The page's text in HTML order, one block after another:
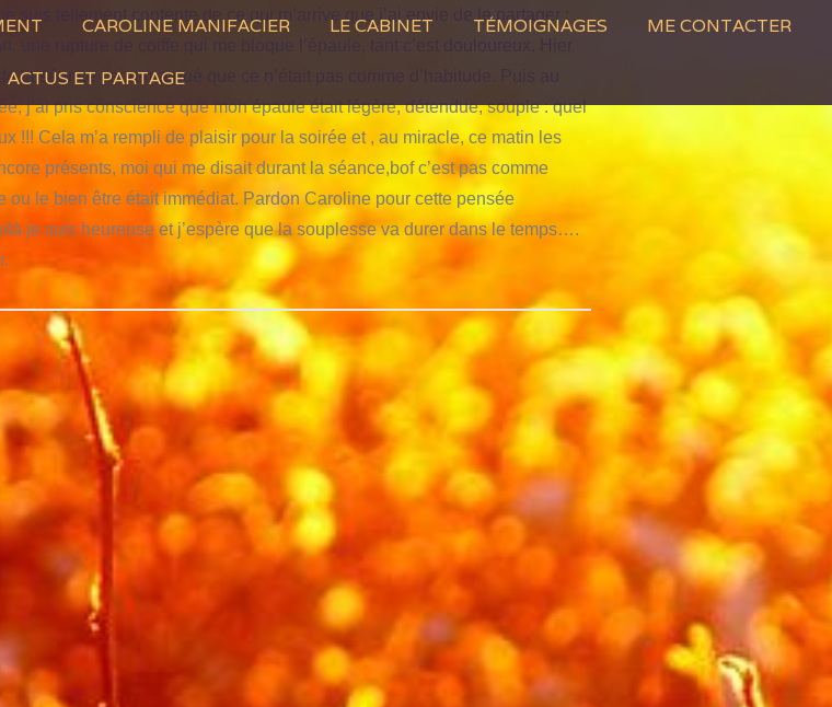
CAROLINE MANIFACIER LE CABINET TÉMOIGNAGES ME CONTACTER
ACTUS ET PARTAGE
je suis tellement contente de ce qui m’arrive que j’ai envie de le partager :
la séance j’ai remarqué que ce n’était pas comme d’habitude. Puis au
j’ai pris conscience que mon épaule était légère, détendue, souple : quel
!!! Cela m’a rempli de plaisir pour la soirée et , au miracle, ce matin les
présents, moi qui me disait durant la séance,bof c’est pas comme
ou le bien être était immédiat. Pardon Caroline pour cette pensée
je suis heureuse et j’espère que la souplesse va durer dans le temps….